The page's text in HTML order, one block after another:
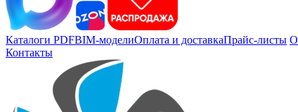
Каталоги PDFBIM-моделиОплата и доставкаПрайс-листы О
Контакты